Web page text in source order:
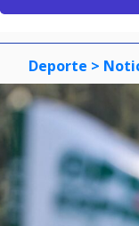
Deporte >